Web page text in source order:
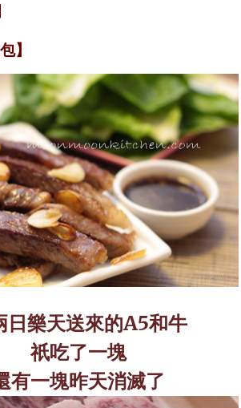
】
日樂天送來的A5和牛
祇吃了一塊
有一塊昨天消滅了